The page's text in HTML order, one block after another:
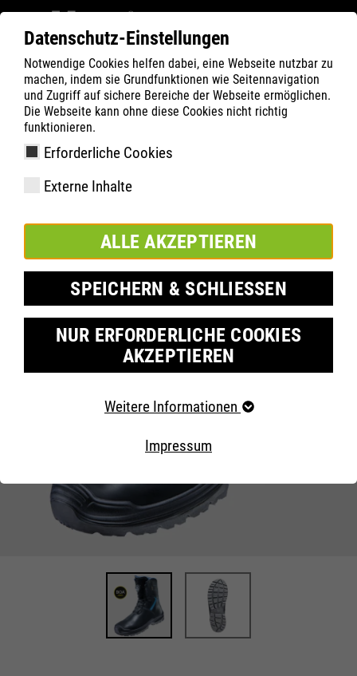
Datenschutz-Einstellungen
Notwendige Cookies helfen dabei, eine Webseite nutzbar zu
machen, indem sie Grundfunktionen wie Seitennavigation
und Zugriff auf sichere Bereiche der Webseite ermöglichen.
Die Webseite kann ohne diese Cookies nicht richtig
funktionieren.
Erforderliche Cookies
Externe Inhalte
ALLE AKZEPTIEREN
SPEICHERN & SCHLIESSEN
NUR ERFORDERLICHE COOKIES
AKZEPTIEREN
Erforderliche Cookies
der Webseite benötigt. Dadurch ist gewährleistet, dass
die Webseite einwandfrei funktioniert..
Externe Inhalte
Weitere Informationen
Impressum
ATLAS Termék keresése
Filter
GTX 985 XP Thermo